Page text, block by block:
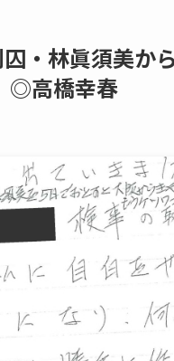
囚・林眞須美
◎高橋幸春